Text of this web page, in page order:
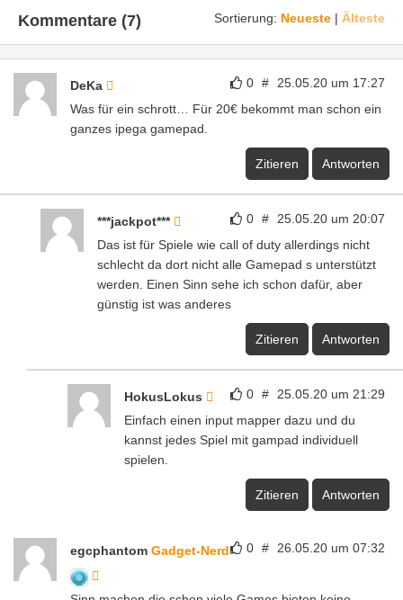
Sortierung: Neueste | Älteste
Kommentare (7)
0 # 25.05.20 um 17:27
DeKa
Was für ein schrott… Für 20€ bekommt man schon ein
ganzes ipega gamepad.
Zitieren Antworten
0 # 25.05.20 um 20:07
***jackpot***
Das ist für Spiele wie call of duty allerdings nicht
schlecht da dort nicht alle Gamepad s unterstützt
werden. Einen Sinn sehe ich schon dafür, aber
günstig ist was anderes
Zitieren Antworten
0 # 25.05.20 um 21:29
HokusLokus
Einfach einen input mapper dazu und du
kannst jedes Spiel mit gampad individuell
spielen.
Zitieren Antworten
0 # 26.05.20 um 07:32
egcphantom Gadget-Nerd